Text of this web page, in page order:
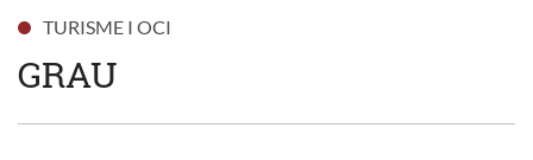
TURISME I OCI
GRAU